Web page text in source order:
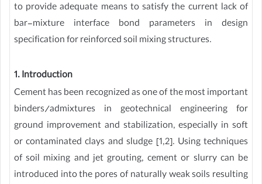
to provide adequate means to satisfy the current lack of
bar-mixture interface bond parameters in design
specification for reinforced soil mixing structures.
1. Introduction
Cement has been recognized as one of the most important
binders/admixtures in geotechnical engineering for
ground improvement and stabilization, especially in soft
or contaminated clays and sludge [1,2]. Using techniques
of soil mixing and jet grouting, cement or slurry can be
introduced into the pores of naturally weak soils resulting